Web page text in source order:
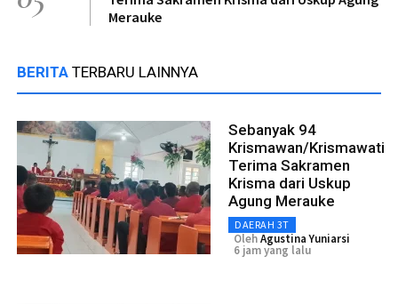
Merauke
BERITA TERBARU LAINNYA
Sebanyak 94
Krismawan/Krismawati
Terima Sakramen
Krisma dari Uskup
Agung Merauke
DAERAH 3T
OlehAgustina Yuniarsi
6 jam yang lalu